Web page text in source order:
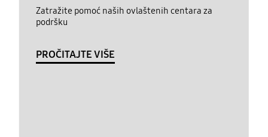
Zatražite pomoć naših ovlaštenih centara za
podršku
PROČITAJTE VIŠE